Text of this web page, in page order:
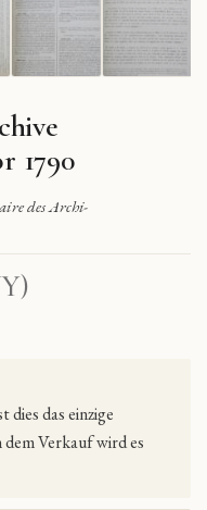
1790
des Archi-
dies das einzige
Verkauf wird es